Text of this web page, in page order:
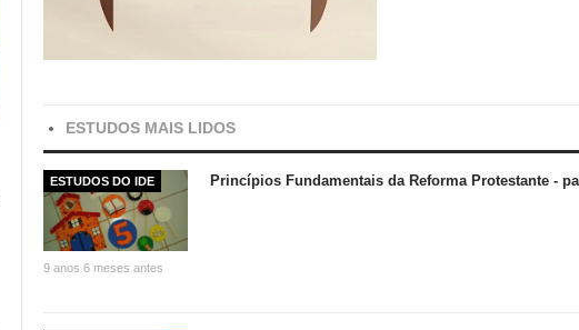
ESTUDOS MAIS LIDOS
ESTUDOS DO IDE
9 anos 6 meses antes
Princípios Fundamentais da Reforma Protestante -